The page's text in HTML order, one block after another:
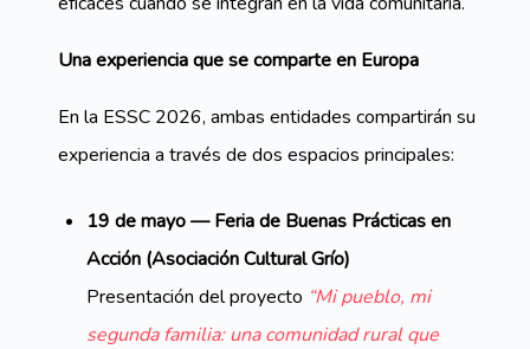
Una experiencia que se comparte en Europa
En la ESSC 2026, ambas entidades compartirán su
experiencia a través de dos espacios principales:
19 de mayo — Feria de Buenas Prácticas en
Acción (Asociación Cultural Grío)
Presentación del proyecto “Mi pueblo, mi
segunda familia: una comunidad rural que